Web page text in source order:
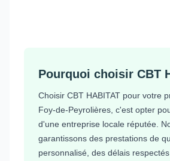
Pourquoi choisir CBT
Choisir CBT HABITAT pour votre
Foy-de-Peyrolières, c'est opter
d'une entreprise locale réputée.
garantissons des prestations de
personnalisé, des délais